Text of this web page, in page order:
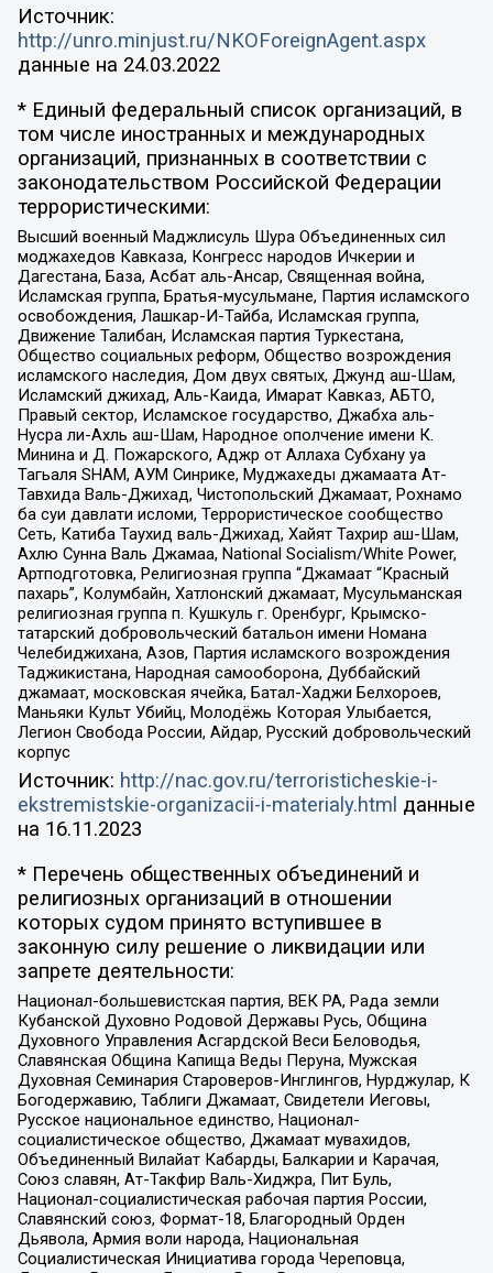
Источник:
http://unro.minjust.ru/NKOForeignAgent.aspx
данные на 24.03.2022
* Единый федеральный список организаций, в
том числе иностранных и международных
организаций, признанных в соответствии с
законодательством Российской Федерации
террористическими:
Высший военный Маджлисуль Шура Объединенных сил
моджахедов Кавказа, Конгресс народов Ичкерии и
Дагестана, База, Асбат аль-Ансар, Священная война,
Исламская группа, Братья-мусульмане, Партия исламского
освобождения, Лашкар-И-Тайба, Исламская группа,
Движение Талибан, Исламская партия Туркестана,
Общество социальных реформ, Общество возрождения
исламского наследия, Дом двух святых, Джунд аш-Шам,
Исламский джихад, Аль-Каида, Имарат Кавказ, АБТО,
Правый сектор, Исламское государство, Джабха аль-
Нусра ли-Ахль аш-Шам, Народное ополчение имени К.
Минина и Д. Пожарского, Аджр от Аллаха Субхану уа
Тагьаля SHAM, АУМ Синрике, Муджахеды джамаата Ат-
Тавхида Валь-Джихад, Чистопольский Джамаат, Рохнамо
ба суи давлати исломи, Террористическое сообщество
Сеть, Катиба Таухид валь-Джихад, Хайят Тахрир аш-Шам,
Ахлю Сунна Валь Джамаа, National Socialism/White Power,
Артподготовка, Религиозная группа “Джамаат “Красный
пахарь”, Колумбайн, Хатлонский джамаат, Мусульманская
религиозная группа п. Кушкуль г. Оренбург, Крымско-
татарский добровольческий батальон имени Номана
Челебиджихана, Азов, Партия исламского возрождения
Таджикистана, Народная самооборона, Дуббайский
джамаат, московская ячейка, Батал-Хаджи Белхороев,
Маньяки Культ Убийц, Молодёжь Которая Улыбается,
Легион Свобода России, Айдар, Русский добровольческий
корпус
Источник: http://nac.gov.ru/terroristicheskie-i-
ekstremistskie-organizacii-i-materialy.html данные
на 16.11.2023
* Перечень общественных объединений и
религиозных организаций в отношении
которых судом принято вступившее в
законную силу решение о ликвидации или
запрете деятельности:
Национал-большевистская партия, ВЕК РА, Рада земли
Кубанской Духовно Родовой Державы Русь, Община
Духовного Управления Асгардской Веси Беловодья,
Славянская Община Капища Веды Перуна, Мужская
Духовная Семинария Староверов-Инглингов, Нурджулар, К
Богодержавию, Таблиги Джамаат, Свидетели Иеговы,
Русское национальное единство, Национал-
социалистическое общество, Джамаат мувахидов,
Объединенный Вилайат Кабарды, Балкарии и Карачая,
Союз славян, Ат-Такфир Валь-Хиджра, Пит Буль,
Национал-социалистическая рабочая партия России,
Славянский союз, Формат-18, Благородный Орден
Дьявола, Армия воли народа, Национальная
Социалистическая Инициатива города Череповца,